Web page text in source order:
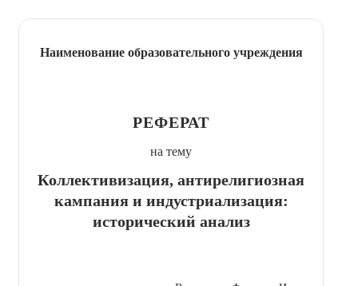
Наименование образовательного учреждения
РЕФЕРАТ
на тему
Коллективизация, антирелигиозная
кампания и индустриализация:
исторический анализ